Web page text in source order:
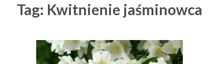
Tag: Kwitnienie jaśminowca